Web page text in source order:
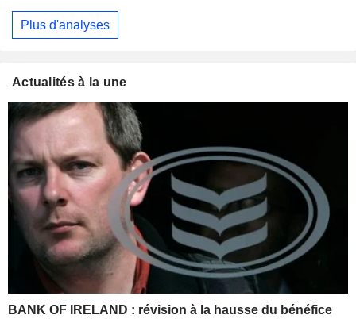
Plus d'analyses
Actualités à la une
BANK OF IRELAND : révision à la hausse du bénéfice